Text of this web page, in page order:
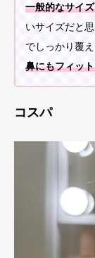
一般的なサイ
いサイズだと
でしっかり覆
鼻にもフィッ
コスパ